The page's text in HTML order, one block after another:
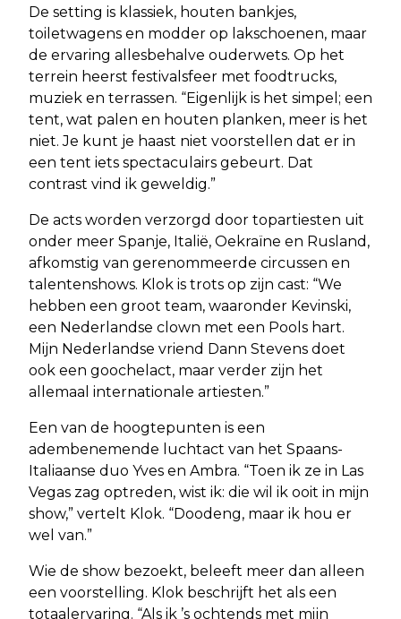
De setting is klassiek, houten bankjes,
toiletwagens en modder op lakschoenen, maar
de ervaring allesbehalve ouderwets. Op het
terrein heerst festivalsfeer met foodtrucks,
muziek en terrassen. “Eigenlijk is het simpel; een
tent, wat palen en houten planken, meer is het
niet. Je kunt je haast niet voorstellen dat er in
een tent iets spectaculairs gebeurt. Dat
contrast vind ik geweldig.”
De acts worden verzorgd door topartiesten uit
onder meer Spanje, Italië, Oekraïne en Rusland,
afkomstig van gerenommeerde circussen en
talentenshows. Klok is trots op zijn cast: “We
hebben een groot team, waaronder Kevinski,
een Nederlandse clown met een Pools hart.
Mijn Nederlandse vriend Dann Stevens doet
ook een goochelact, maar verder zijn het
allemaal internationale artiesten.”
Een van de hoogtepunten is een
adembenemende luchtact van het Spaans-
Italiaanse duo Yves en Ambra. “Toen ik ze in Las
Vegas zag optreden, wist ik: die wil ik ooit in mijn
show,” vertelt Klok. “Doodeng, maar ik hou er
wel van.”
Wie de show bezoekt, beleeft meer dan alleen
een voorstelling. Klok beschrijft het als een
totaalervaring. “Als ik ’s ochtends met mijn